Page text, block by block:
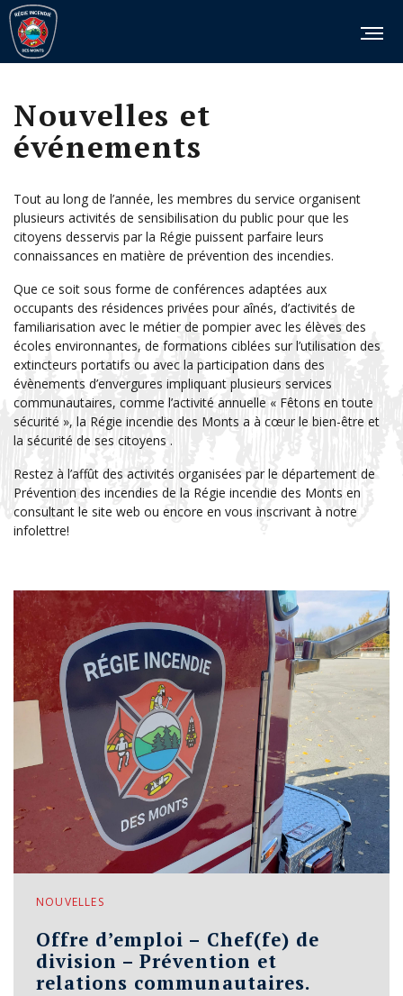
Nouvelles et
événements
Tout au long de l’année, les membres du service organisent
plusieurs activités de sensibilisation du public pour que les
citoyens desservis par la Régie puissent parfaire leurs
connaissances en matière de prévention des incendies.
Que ce soit sous forme de conférences adaptées aux
occupants des résidences privées pour aînés, d’activités de
familiarisation avec le métier de pompier avec les élèves des
écoles environnantes, de formations ciblées sur l’utilisation des
extincteurs portatifs ou avec la participation dans des
évènements d’envergures impliquant plusieurs services
communautaires, comme l’activité annuelle « Fêtons en toute
sécurité », la Régie incendie des Monts a à cœur le bien-être et
la sécurité de ses citoyens .
Restez à l’affût des activités organisées par le département de
Prévention des incendies de la Régie incendie des Monts en
consultant le site web ou encore en vous inscrivant à notre
infolettre!
NOUVELLES
Offre d’emploi – Chef(fe) de
division – Prévention et
relations communautaires.